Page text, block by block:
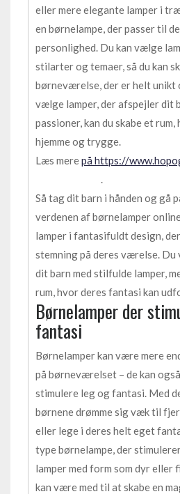
eller mere elegante lamper i
en børnelampe, der passer til
personlighed. Du kan vælge
stilarter og temaer, så du kan
børneværelse, der er helt unikt
vælge lamper, der afspejler dit
passioner, kan du skabe et
hjemme og trygge.
Læs merepå https://
.
Så tag dit barn i hånden og gå
verdenen af børnelamper
lamper i fantasifuldt design,
stemning på deres værelse.
dit barn med stilfulde lamper,
rum, hvor deres fantasi kan
Børnelamper der
fantasi
Børnelamper kan være mere
på børneværelset – de kan
stimulere leg og fantasi. Med
børnene drømme sig væk til
eller lege i deres helt eget
type børnelampe, der
lamper med form som dyr eller
kan være med til at skabe en